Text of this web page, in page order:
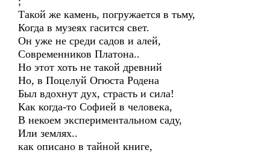
Такой же камень, погружается в тьму,
Когда в музеях гасится свет.
Он уже не среди садов и алей,
Современников Платона..
Но этот хоть не такой древний
Но, в Поцелуй Огюста Родена
Был вдохнут дух, страсть и сила!
Как когда-то Софией в человека,
В некоем экспериментальном саду,
Или землях..
как описано в тайной книге,